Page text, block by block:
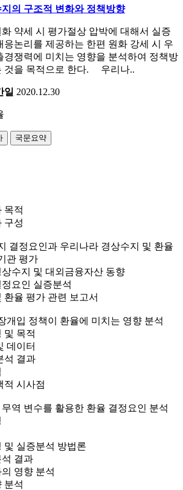
의 구조적 변화와 정책방향
약세 시 평가절상 압박에 대해서 실증
응논리를 제공하는 한편 원화 강세 시 우
경쟁력에 미치는 영향을 분석하여 정책방
것을 목적으로 한다. 우리나..
일 2020.12.30
국문요약
목적
구성
결정요인과 우리나라 경상수지 및 환율
관 평가
수지 및 대외금융자산 동향
요인 실증분석
환율 평가 관련 보고서
개입 정책이 환율에 미치는 영향 분석
및 목적
데이터
석 결과
적 시사점
역 변수를 활용한 환율 결정요인 분석
및 실증분석 방법론
결과
영향 분석
분석